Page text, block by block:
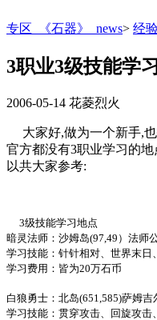
专区_《石器》_news> 经
3职业3级技能学
2006-05-14 花菱烈火
大家好,做为一个新手,也
官方都没有3职业学习的
以共大家参考:
3级技能学习地点
暗灵法师：沙姆岛(97,49）法师
学习技能：针针相对、世界末日
学习费用：皆为20万石币
白狼勇士：北岛(651,585)萨姆吉
学习技能：贯穿攻击、回旋攻击